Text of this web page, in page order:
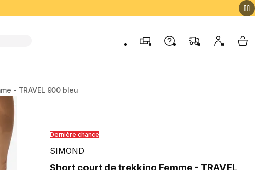
MagasinsContactez-nous
FAQ Mon My
- TRAVEL 900 bleu
Dernière chance
SIMOND